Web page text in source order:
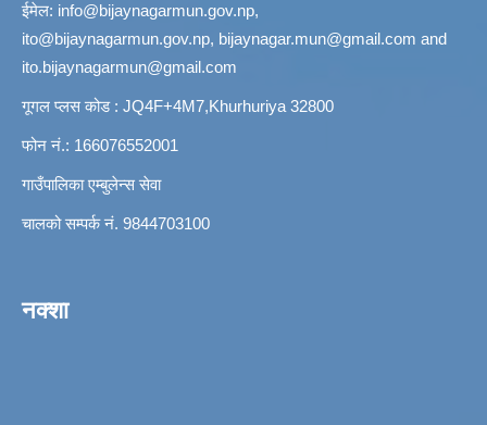
ईमेल: info@bijaynagarmun.gov.np,
ito@bijaynagarmun.gov.np, bijaynagar.mun@gmail.com and
ito.bijaynagarmun@gmail.com
गूगल प्लस कोड : JQ4F+4M7,Khurhuriya 32800
फोन नं.: 166076552001
गाउँपालिका एम्बुलेन्स सेवा
चालको सम्पर्क नं. 9844703100
नक्शा